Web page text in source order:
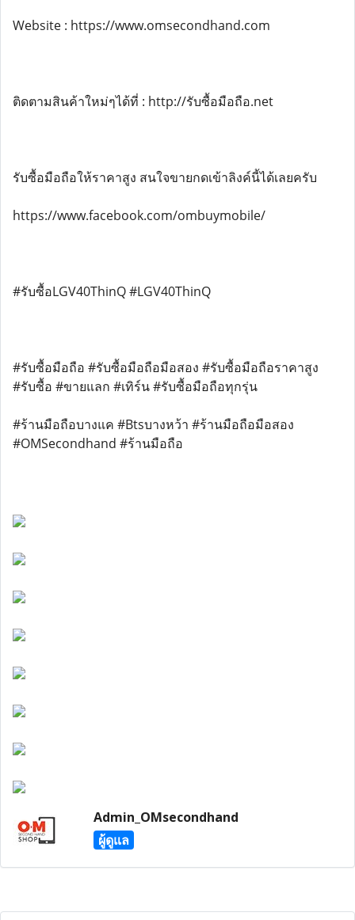
Website : https://www.omsecondhand.com
ติดตามสินค้าใหม่ๆได้ที่ : http://รับซื้อมือถือ.net
รับซื้อมือถือให้ราคาสูง สนใจขายกดเข้าลิงค์นี้ได้เลยครับ
https://www.facebook.com/ombuymobile/
#รับซื้อLGV40ThinQ #LGV40ThinQ
#รับซื้อมือถือ #รับซื้อมือถือมือสอง #รับซื้อมือถือราคาสูง
#รับซื้อ #ขายแลก #เทิร์น #รับซื้อมือถือทุกรุ่น
#ร้านมือถือบางแค #Btsบางหว้า #ร้านมือถือมือสอง
#OMSecondhand #ร้านมือถือ
Admin_OMsecondhand
ผู้ดูแล